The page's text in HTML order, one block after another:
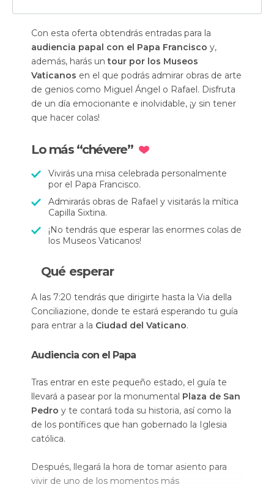
Con esta oferta obtendrás entradas para la
audiencia papal con el Papa Francisco y,
además, harás untour por los Museos
Vaticanos en el que podrás admirar obras de arte
de genios como Miguel Ángel o Rafael. Disfruta
de un día emocionante e inolvidable, ¡y sin tener
que hacer colas!
Lo más “chévere”
Vivirás una misa celebrada personalmente
por el Papa Francisco.
Admirarás obras de Rafael y visitarás la mítica
Capilla Sixtina.
¡No tendrás que esperar las enormes colas de
los Museos Vaticanos!
Qué esperar
A las 7:20 tendrás que dirigirte hasta la Via della
Conciliazione, donde te estará esperando tu guía
para entrar a la Ciudad del Vaticano.
Audiencia con el Papa
Tras entrar en este pequeño estado, el guía te
llevará a pasear por la monumental Plaza de San
Pedro y te contará toda su historia, así como la
de los pontífices que han gobernado la Iglesia
católica.
Después, llegará la hora de tomar asiento para
vivir de uno de los momentos más